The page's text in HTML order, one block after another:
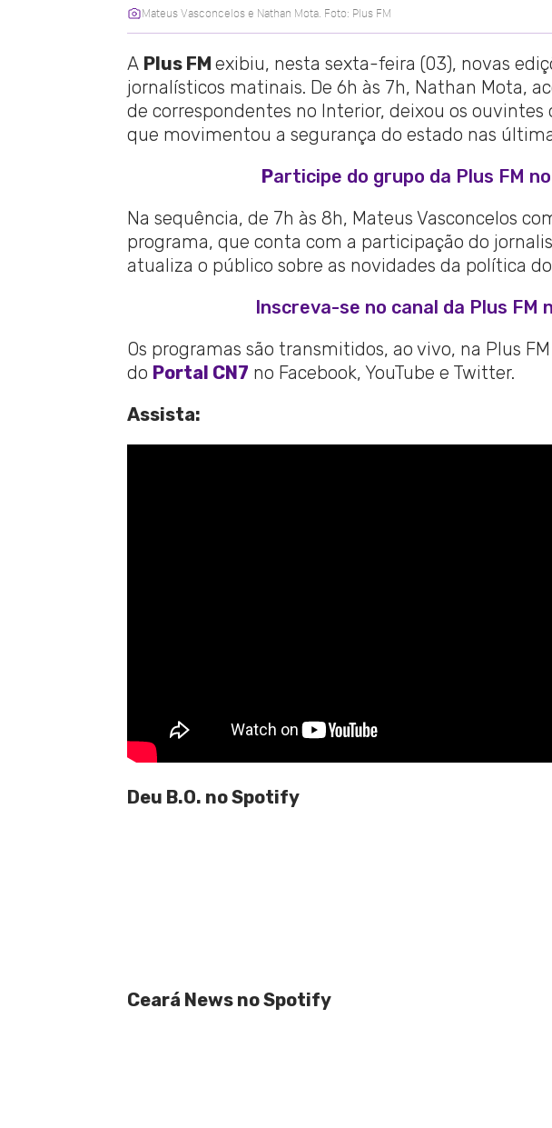
Mateus Vasconcelos e Nathan Mota. Foto: Plus FM
A Plus FM exibiu, nesta sexta-feira (03), novas
jornalísticos matinais. De 6h às 7h, Nathan Mota,
de correspondentes no Interior, deixou os ouvintes
que movimentou a segurança do estado nas
Participe do grupo da Plus FM
Na sequência, de 7h às 8h, Mateus Vasconcelos
programa, que conta com a participação do
atualiza o público sobre as novidades da política
Inscreva-se no canal da Plus FM
Os programas são transmitidos, ao vivo, na Plus
do Portal CN7 no Facebook, YouTube e Twitter.
Assista:
Deu B.O. no Spotify
Ceará News no Spotify